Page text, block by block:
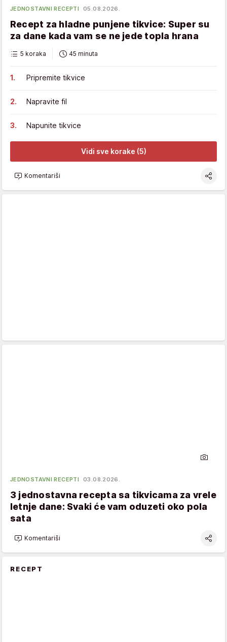
JEDNOSTAVNI RECEPTI 05.08.2026.
Recept za hladne punjene tikvice: Super su
za dane kada vam se ne jede topla hrana
5 koraka 45 minuta
Pripremite tikvice
Napravite fil
Napunite tikvice
Vidi sve korake (5)
Komentariši
JEDNOSTAVNI RECEPTI 03.08.2026.
3 jednostavna recepta sa tikvicama za vrele
letnje dane: Svaki će vam oduzeti oko pola
sata
Komentariši
RECEPT